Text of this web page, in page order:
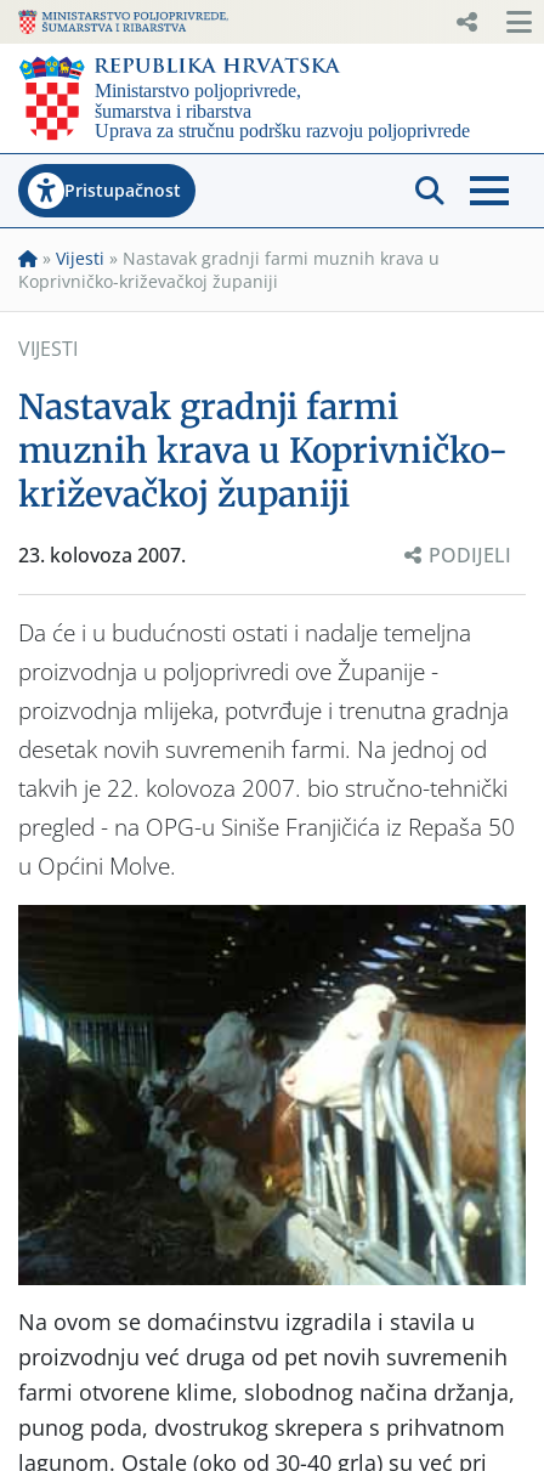
Pristupačnost
» Vijesti » Nastavak gradnji farmi muznih krava u
Koprivničko-križevačkoj županiji
VIJESTI
Nastavak gradnji farmi
muznih krava u Koprivničko-
križevačkoj županiji
23. kolovoza 2007. PODIJELI
Da će i u budućnosti ostati i nadalje temeljna
proizvodnja u poljoprivredi ove Županije -
proizvodnja mlijeka, potvrđuje i trenutna gradnja
desetak novih suvremenih farmi. Na jednoj od
takvih je 22. kolovoza 2007. bio stručno-tehnički
pregled - na OPG-u Siniše Franjičića iz Repaša 50
u Općini Molve.
Na ovom se domaćinstvu izgradila i stavila u
proizvodnju već druga od pet novih suvremenih
farmi otvorene klime, slobodnog načina držanja,
punog poda, dvostrukog skrepera s prihvatnom
lagunom. Ostale (oko od 30-40 grla) su već pri